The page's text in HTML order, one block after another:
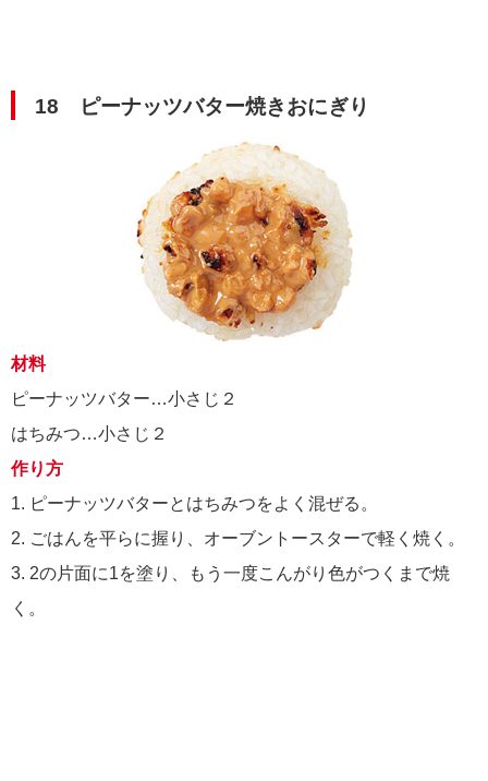
18 ピーナッツバター焼きおにぎり
材料
ピーナッツバター…小さじ２
はちみつ…小さじ２
作り方
1. ピーナッツバターとはちみつをよく混ぜる。
2. ごはんを平らに握り、オーブントースターで軽く焼く。
3. 2の片面に1を塗り、もう一度こんがり色がつくまで焼
く。